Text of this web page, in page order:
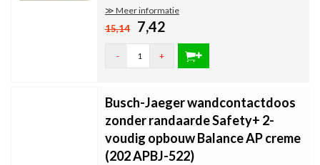
≫ Meer informatie
15,14 7,42
- +
Busch-Jaeger wandcontactdoos
zonder randaarde Safety+ 2-
voudig opbouw Balance AP creme
(202 APBJ-522)